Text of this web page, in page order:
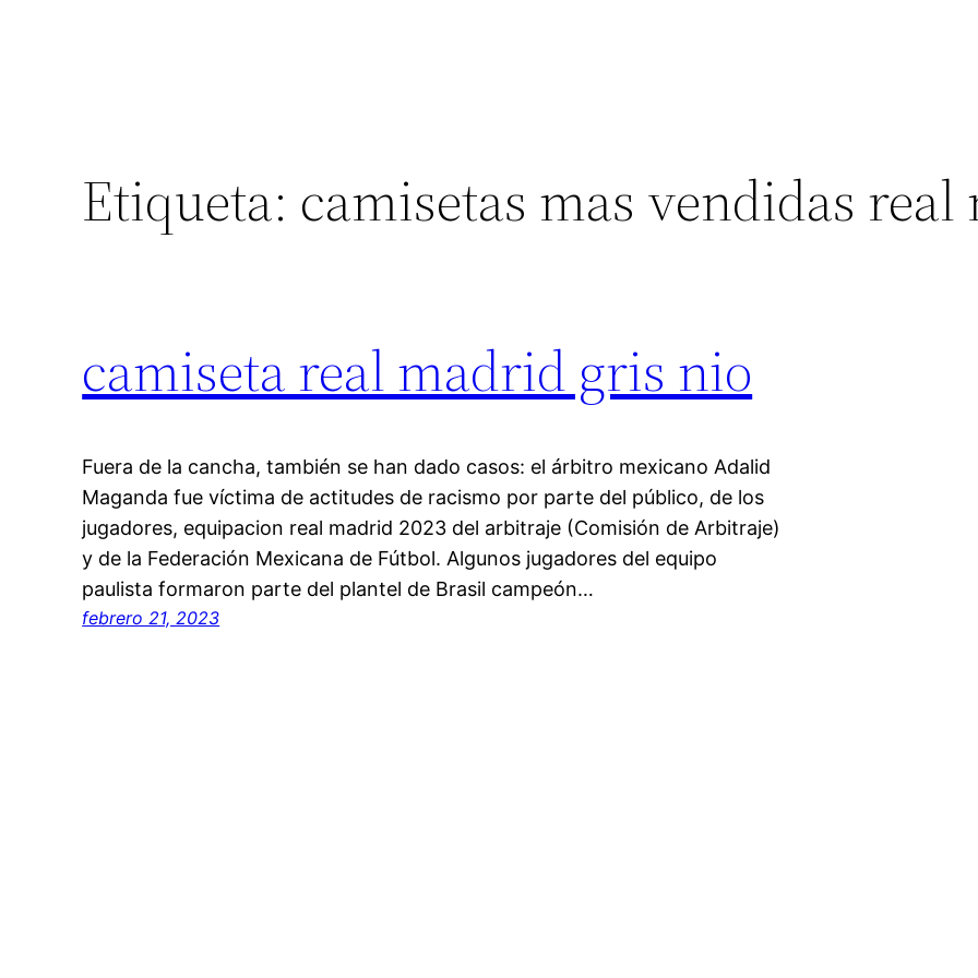
Etiqueta: camisetas mas vendidas
camiseta real madrid gris nio
Fuera de la cancha, también se han dado casos: el árbitro mexicano Adalid
Maganda fue víctima de actitudes de racismo por parte del público, de los
jugadores, equipacion real madrid 2023 del arbitraje (Comisión de Arbitraje)
y de la Federación Mexicana de Fútbol. Algunos jugadores del equipo
paulista formaron parte del plantel de Brasil campeón…
febrero 21, 2023